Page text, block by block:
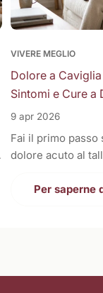
VIVERE MEGLIO
Dolore a
Sintomi e Cure a
9 apr 2026
Fai il primo
dolore acuto al
sono gonfie,
nostri piedi sono
Per saperne